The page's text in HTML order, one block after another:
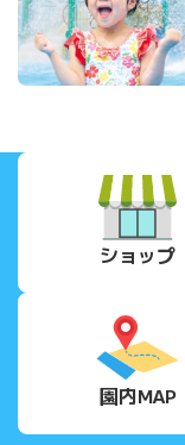
ショップ
園内MAP